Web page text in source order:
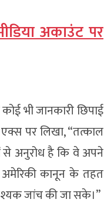
अकाउंट पर
भी जानकारी छिपाई
पर लिखा, “तत्काल
से अनुरोध है कि वे अपने
अमेरिकी कानून के तहत
जांच की जा सके।”